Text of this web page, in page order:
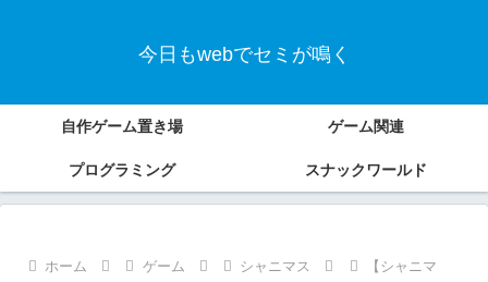
今日もwebでセミが鳴く
自作ゲーム置き場 ゲーム関連
プログラミング スナックワールド
ホーム ゲーム シャニマス
【シャニマ